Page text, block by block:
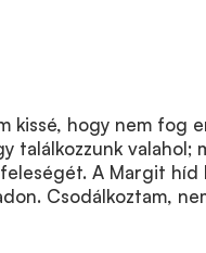
kissé, hogy nem fog
találkozzunk valahol;
A Margit
Csodálkoztam,